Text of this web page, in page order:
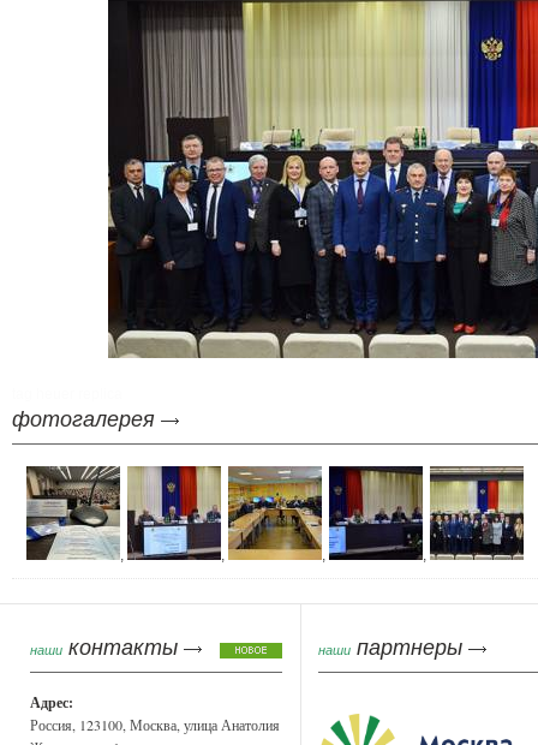
фотогалерея
, , , ,
наши контакты
Адрес:
Россия, 123100, Москва, улица Анатолия
наши партнеры